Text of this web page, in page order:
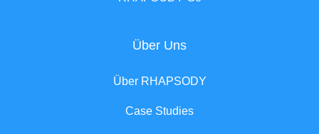
Über Uns
Über RHAPSODY
Case Studies